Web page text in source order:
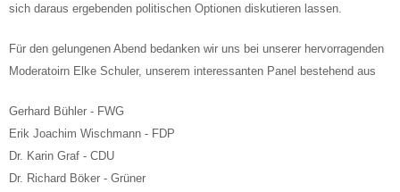
sich daraus ergebenden politischen Optionen diskutieren lassen.
Für den gelungenen Abend bedanken wir uns bei unserer hervorragenden
Moderatoirn Elke Schuler, unserem interessanten Panel bestehend aus
Gerhard Bühler - FWG
Erik Joachim Wischmann - FDP
Dr. Karin Graf - CDU
Dr. Richard Böker - Grüner